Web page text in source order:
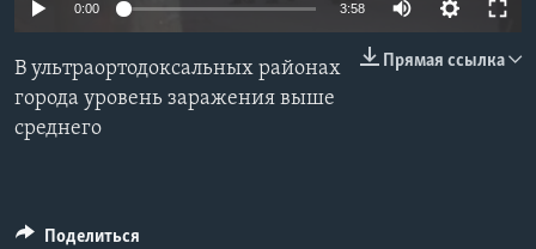
СОЦИАЛЬНЫЕ СЕТИ
0:00 3:58
Прямая ссылка
В ультраортодоксальных районах
города уровень заражения выше
среднего
Поделиться